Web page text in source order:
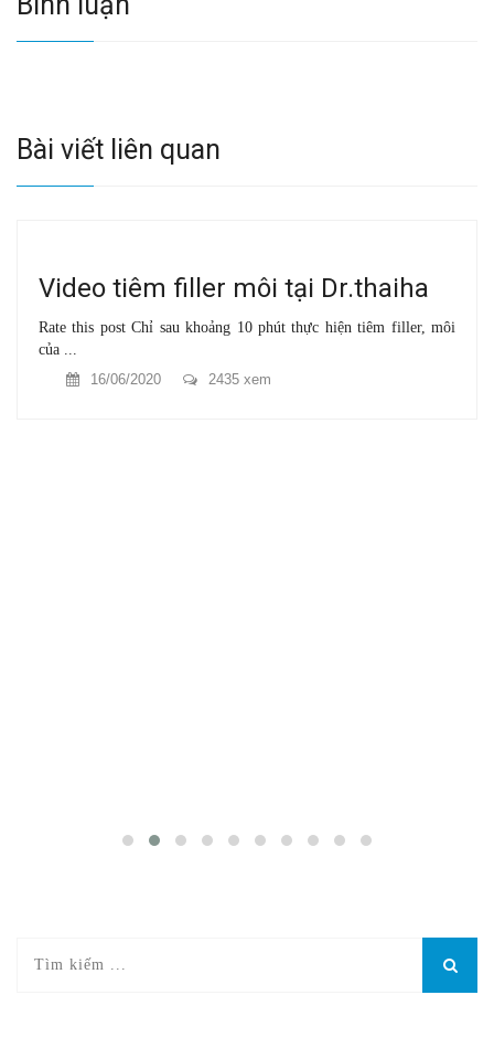
Bài viết liên quan
Video tiêm filler môi tại Dr.thaiha
Rate this post Chỉ sau khoảng 10 phút thực hiện tiêm filler, môi
của ...
16/06/2020
2435 xem